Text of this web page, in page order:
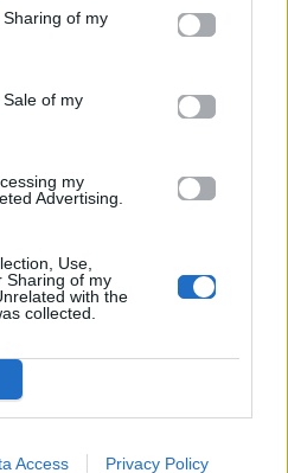
of my
of my
my
Advertising.
Use,
Sharing of my
with the
collected.
Access Privacy Policy
Life
«Will you marry me?»
Empire State Building